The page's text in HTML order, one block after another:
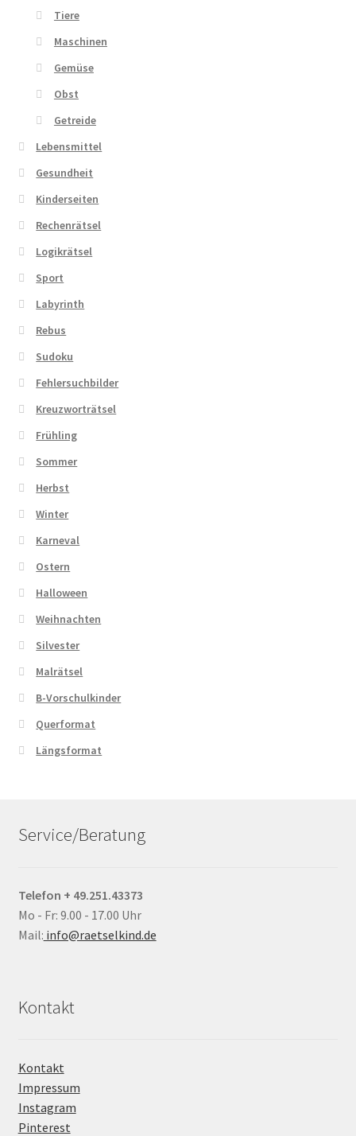
Tiere
Maschinen
Gemüse
Obst
Getreide
Lebensmittel
Gesundheit
Kinderseiten
Rechenrätsel
Logikrätsel
Sport
Labyrinth
Rebus
Sudoku
Fehlersuchbilder
Kreuzworträtsel
Frühling
Sommer
Herbst
Winter
Karneval
Ostern
Halloween
Weihnachten
Silvester
Malrätsel
B-Vorschulkinder
Querformat
Längsformat
Service/Beratung
Telefon + 49.251.43373
Mo - Fr: 9.00 - 17.00 Uhr
Mail: info@raetselkind.de
Kontakt
Kontakt
Impressum
Instagram
Pinterest